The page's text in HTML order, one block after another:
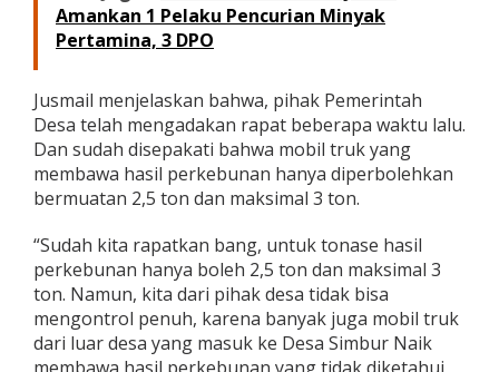
Amankan 1 Pelaku Pencurian Minyak
Pertamina, 3 DPO
Jusmail menjelaskan bahwa, pihak Pemerintah
Desa telah mengadakan rapat beberapa waktu lalu.
Dan sudah disepakati bahwa mobil truk yang
membawa hasil perkebunan hanya diperbolehkan
bermuatan 2,5 ton dan maksimal 3 ton.
“Sudah kita rapatkan bang, untuk tonase hasil
perkebunan hanya boleh 2,5 ton dan maksimal 3
ton. Namun, kita dari pihak desa tidak bisa
mengontrol penuh, karena banyak juga mobil truk
dari luar desa yang masuk ke Desa Simbur Naik